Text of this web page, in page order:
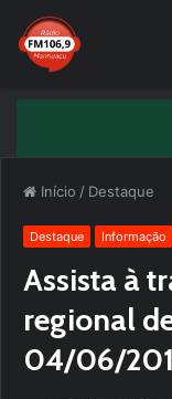
Início / Destaque
Destaque Informação
Assista à
regional
04/06/